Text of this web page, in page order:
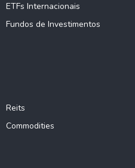
ETFs Internacionais
Fundos de Investimentos
Reits
Commodities